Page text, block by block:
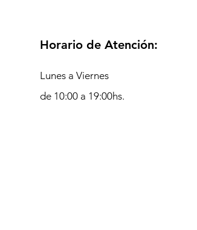
Horario de Atención:
Lunes a Viernes
de 10:00 a 19:00hs.